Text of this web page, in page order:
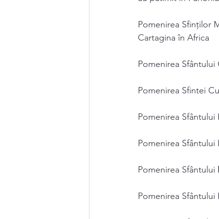
Pomenirea Sfinţilor
Cartagina în Africa
Pomenirea
Pomenirea Sfintei
Pomenirea
Pomenirea
Pomenirea Sfântului
Pomenirea